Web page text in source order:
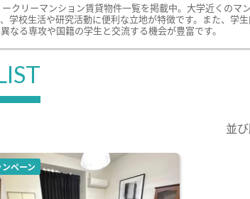
クリーマンション賃貸物件一覧を掲載中。大学近くの
学校生活や研究活動に便利な立地が特徴です。また、
なる専攻や国籍の学生と交流する機会が豊富です。
並
ンペーン